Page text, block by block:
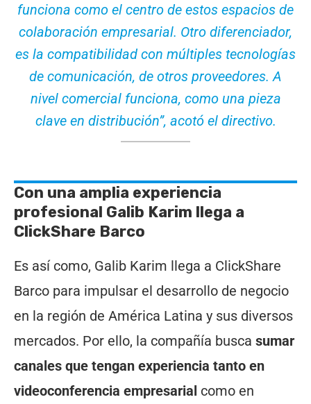
funciona como el centro de estos espacios de
colaboración empresarial. Otro diferenciador,
es la compatibilidad con múltiples tecnologías
de comunicación, de otros proveedores. A
nivel comercial funciona, como una pieza
clave en distribución”, acotó el directivo.
Con una amplia experiencia
profesional Galib Karim llega a
ClickShare Barco
Es así como, Galib Karim llega a ClickShare
Barco para impulsar el desarrollo de negocio
en la región de América Latina y sus diversos
mercados. Por ello, la compañía busca sumar
canales que tengan experiencia tanto en
videoconferencia empresarial como en